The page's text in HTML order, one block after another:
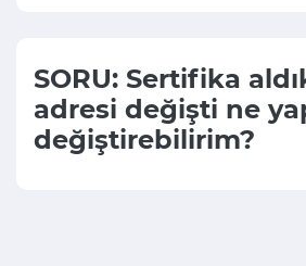
SORU: Sertifika
adresi değişti ne
değiştirebilirim?